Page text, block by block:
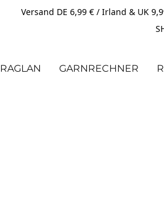
Versand DE 6,99 € / Irland & UK
RAGLAN GARNRECHNER